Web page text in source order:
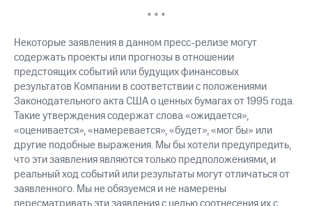
* * *
Некоторые заявления в данном пресс-релизе могут
содержать проекты или прогнозы в отношении
предстоящих событий или будущих финансовых
результатов Компании в соответствии с положениями
Законодательного акта США о ценных бумагах от 1995 года.
Такие утверждения содержат слова «ожидается»,
«оценивается», «намеревается», «будет», «мог бы» или
другие подобные выражения. Мы бы хотели предупредить,
что эти заявления являются только предположениями, и
реальный ход событий или результаты могут отличаться от
заявленного. Мы не обязуемся и не намерены